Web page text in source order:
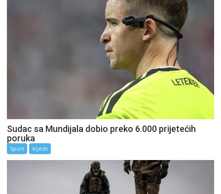
Sudac sa Mundijala dobio preko 6.000 prijetećih
poruka
Sport Vijesti